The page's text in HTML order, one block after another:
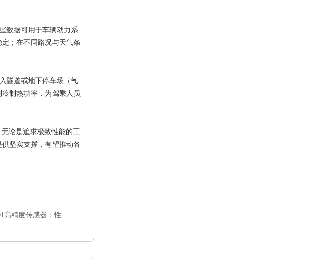
数据可用于车辆动力系
；在不同路况与天气条
隧道或地下停车场（气
制热功率，为驾乘人员
论是追求极致性能的工
坚实支撑，有望推动各
高精度传感器：性